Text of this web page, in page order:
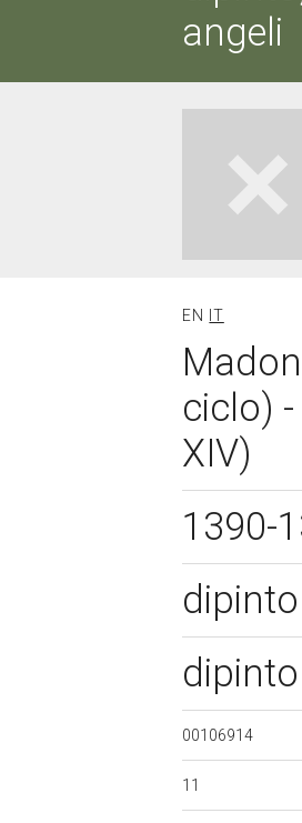
angeli
EN IT
ciclo)
XIV)
1390-
00106914
11